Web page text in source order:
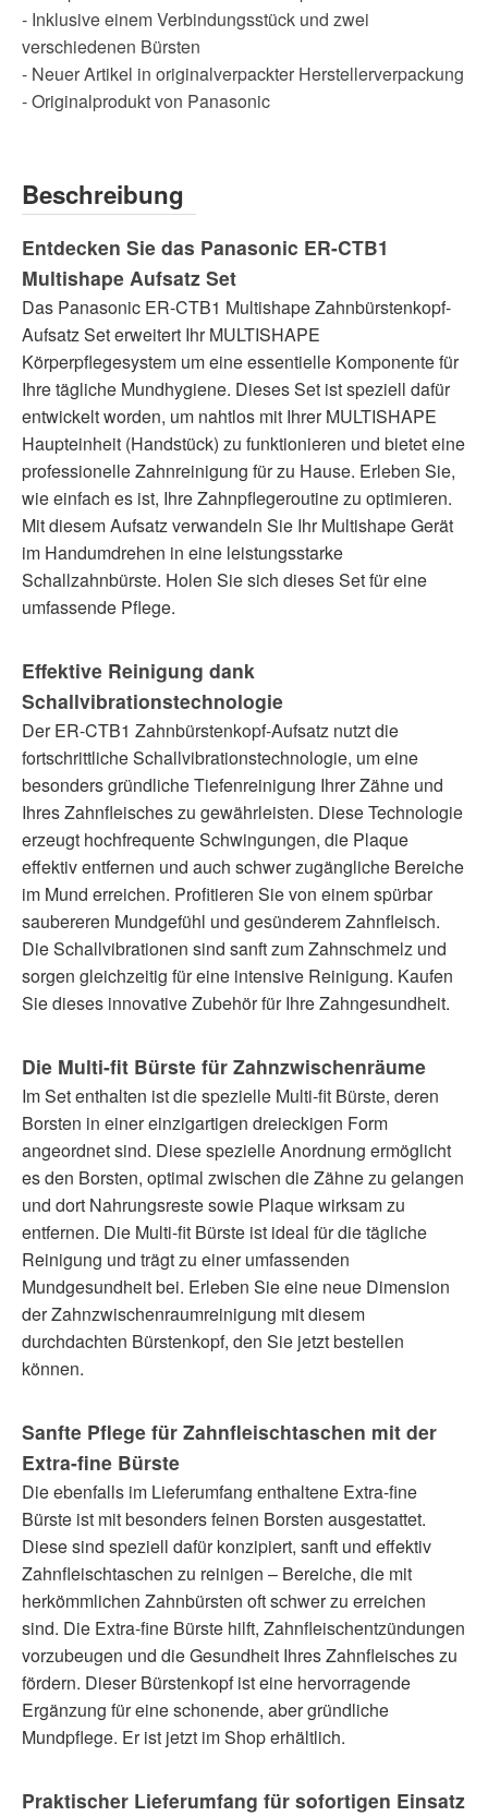
- Inklusive einem Verbindungsstück und zwei
verschiedenen Bürsten
- Neuer Artikel in originalverpackter Herstellerverpackung
- Originalprodukt von Panasonic
Beschreibung
Entdecken Sie das Panasonic ER-CTB1
Multishape Aufsatz Set
Das Panasonic ER-CTB1 Multishape Zahnbürstenkopf-
Aufsatz Set erweitert Ihr MULTISHAPE
Körperpflegesystem um eine essentielle Komponente für
Ihre tägliche Mundhygiene. Dieses Set ist speziell dafür
entwickelt worden, um nahtlos mit Ihrer MULTISHAPE
Haupteinheit (Handstück) zu funktionieren und bietet eine
professionelle Zahnreinigung für zu Hause. Erleben Sie,
wie einfach es ist, Ihre Zahnpflegeroutine zu optimieren.
Mit diesem Aufsatz verwandeln Sie Ihr Multishape Gerät
im Handumdrehen in eine leistungsstarke
Schallzahnbürste. Holen Sie sich dieses Set für eine
umfassende Pflege.
Effektive Reinigung dank
Schallvibrationstechnologie
Der ER-CTB1 Zahnbürstenkopf-Aufsatz nutzt die
fortschrittliche Schallvibrationstechnologie, um eine
besonders gründliche Tiefenreinigung Ihrer Zähne und
Ihres Zahnfleisches zu gewährleisten. Diese Technologie
erzeugt hochfrequente Schwingungen, die Plaque
effektiv entfernen und auch schwer zugängliche Bereiche
im Mund erreichen. Profitieren Sie von einem spürbar
saubereren Mundgefühl und gesünderem Zahnfleisch.
Die Schallvibrationen sind sanft zum Zahnschmelz und
sorgen gleichzeitig für eine intensive Reinigung. Kaufen
Sie dieses innovative Zubehör für Ihre Zahngesundheit.
Die Multi-fit Bürste für Zahnzwischenräume
Im Set enthalten ist die spezielle Multi-fit Bürste, deren
Borsten in einer einzigartigen dreieckigen Form
angeordnet sind. Diese spezielle Anordnung ermöglicht
es den Borsten, optimal zwischen die Zähne zu gelangen
und dort Nahrungsreste sowie Plaque wirksam zu
entfernen. Die Multi-fit Bürste ist ideal für die tägliche
Reinigung und trägt zu einer umfassenden
Mundgesundheit bei. Erleben Sie eine neue Dimension
der Zahnzwischenraumreinigung mit diesem
durchdachten Bürstenkopf, den Sie jetzt bestellen
können.
Sanfte Pflege für Zahnfleischtaschen mit der
Extra-fine Bürste
Die ebenfalls im Lieferumfang enthaltene Extra-fine
Bürste ist mit besonders feinen Borsten ausgestattet.
Diese sind speziell dafür konzipiert, sanft und effektiv
Zahnfleischtaschen zu reinigen – Bereiche, die mit
herkömmlichen Zahnbürsten oft schwer zu erreichen
sind. Die Extra-fine Bürste hilft, Zahnfleischentzündungen
vorzubeugen und die Gesundheit Ihres Zahnfleisches zu
fördern. Dieser Bürstenkopf ist eine hervorragende
Ergänzung für eine schonende, aber gründliche
Mundpflege. Er ist jetzt im Shop erhältlich.
Praktischer Lieferumfang für sofortigen Einsatz